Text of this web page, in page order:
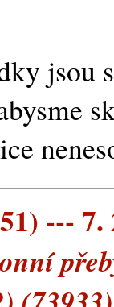
jsou
--- 7.